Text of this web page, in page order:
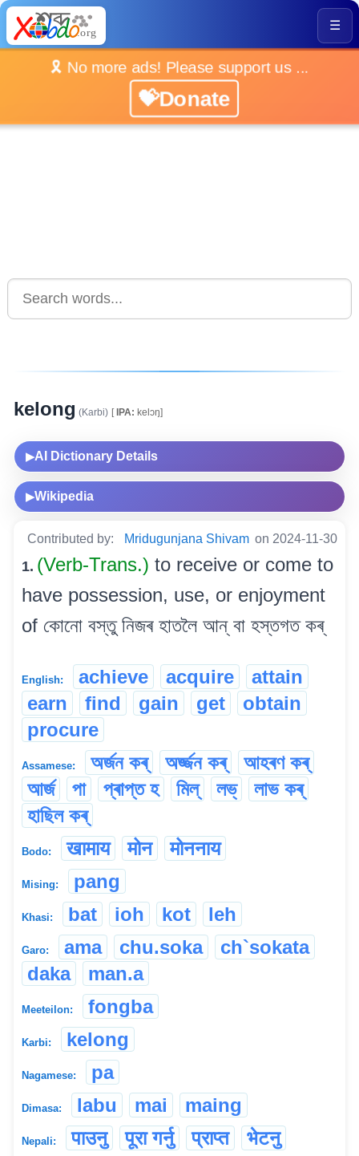
☰
🎗️ No more ads! Please support us ...
💝Donate
kelong (Karbi) [IPA: kelɔŋ]
▶AI Dictionary Details
▶Wikipedia
Contributed by: Mridugunjana Shivam on 2024-11-30
1. (Verb-Trans.) to receive or come to
have possession, use, or enjoyment
of কোনো বস্তু নিজৰ হাতলৈ আন্ বা হস্তগত কৰ্
English: achieve acquire
attain
earn
find gain get
obtain
procure
Assamese: অৰ্জন কৰ্ অৰ্জ্জন কৰ্
আহৰণ কৰ্
আৰ্জ
পা প্ৰাপ্ত হ মিল্ লভ্
লাভ কৰ্
হাছিল কৰ্
Bodo: खामाय मोन मोननाय
Mising: pang
Khasi: bat ioh kot leh
Garo: ama chu.soka
ch`sokata
daka
man.a
Meeteilon: fongba
Karbi: kelong
Nagamese: pa
Dimasa: labu mai maing
Nepali: पाउनु पूरा गर्नु प्राप्त भेटनु